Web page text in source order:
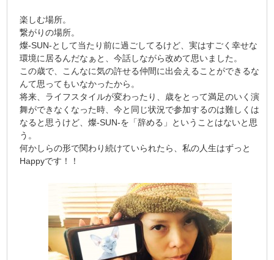
楽しむ場所。
繋がりの場所。
燦-SUN-として当たり前に過ごしてるけど、実はすごく幸せな
環境に居るんだなぁと、今話しながら改めて思いました。
この歳で、こんなに気の許せる仲間に出会えることができるな
んて思ってもいなかったから。
将来、ライフスタイルが変わったり、歳をとって満足のいく演
舞ができなくなった時、今と同じ状況で参加するのは難しくは
なると思うけど、燦-SUN-を「辞める」ということはないと思
う。
何かしらの形で関わり続けていられたら、私の人生はずっと
Happyです！！